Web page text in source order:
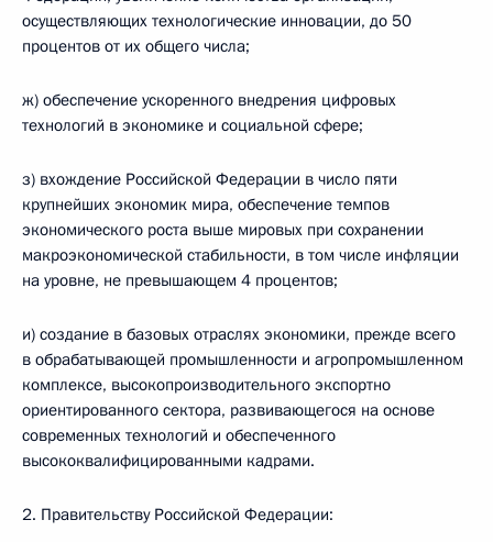
осуществляющих технологические инновации, до 50
процентов от их общего числа;
ж) обеспечение ускоренного внедрения цифровых
технологий в экономике и социальной сфере;
з) вхождение Российской Федерации в число пяти
крупнейших экономик мира, обеспечение темпов
экономического роста выше мировых при сохранении
макроэкономической стабильности, в том числе инфляции
на уровне, не превышающем 4 процентов;
и) создание в базовых отраслях экономики, прежде всего
в обрабатывающей промышленности и агропромышленном
комплексе, высокопроизводительного экспортно
ориентированного сектора, развивающегося на основе
современных технологий и обеспеченного
высококвалифицированными кадрами.
2. Правительству Российской Федерации: